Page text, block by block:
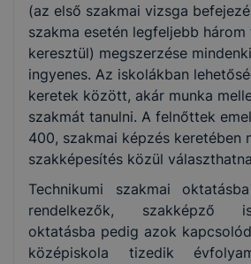
Gépészet
Kereskedelem
Építőipar
Szociális
(az első szakmai vizsga
szakma esetén legfeljebb három
keresztül) megszerzése
ingyenes. Az iskolákban
keretek között, akár munka
szakmát tanulni. A felnőttek
400, szakmai képzés keretében
szakképesítés közül
Technikumi szakmai
rendelkezők, szakképző
oktatásba pedig azok
középiskola tizedik